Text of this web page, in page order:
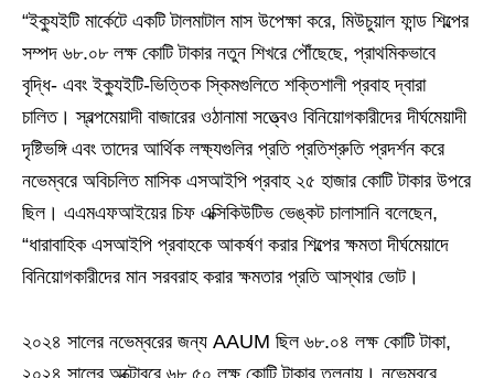
“ইক্যুইটি মার্কেটে একটি টালমাটাল মাস উপেক্ষা করে, মিউচুয়াল ফান্ড শিল্পের
সম্পদ ৬৮.০৮ লক্ষ কোটি টাকার নতুন শিখরে পৌঁছেছে, প্রাথমিকভাবে
বৃদ্ধি- এবং ইক্যুইটি-ভিত্তিক স্কিমগুলিতে শক্তিশালী প্রবাহ দ্বারা
চালিত। স্বল্পমেয়াদী বাজারের ওঠানামা সত্ত্বেও বিনিয়োগকারীদের দীর্ঘমেয়াদী
দৃষ্টিভঙ্গি এবং তাদের আর্থিক লক্ষ্যগুলির প্রতি প্রতিশ্রুতি প্রদর্শন করে
নভেম্বরে অবিচলিত মাসিক এসআইপি প্রবাহ ২৫ হাজার কোটি টাকার উপরে
ছিল। এএমএফআইয়ের চিফ এক্সিকিউটিভ ভেঙ্কট চালাসানি বলেছেন,
“ধারাবাহিক এসআইপি প্রবাহকে আকর্ষণ করার শিল্পের ক্ষমতা দীর্ঘমেয়াদে
বিনিয়োগকারীদের মান সরবরাহ করার ক্ষমতার প্রতি আস্থার ভোট।
২০২৪ সালের নভেম্বরের জন্য AAUM ছিল ৬৮.০৪ লক্ষ কোটি টাকা,
২০২৪ সালের অক্টোবরে ৬৮.৫০ লক্ষ কোটি টাকার তুলনায়। নভেম্বরে